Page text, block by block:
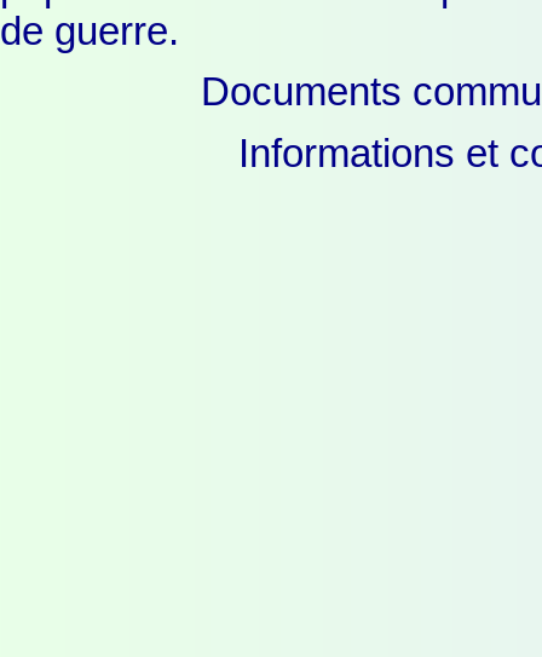
de guerre.
Documents
Informations et